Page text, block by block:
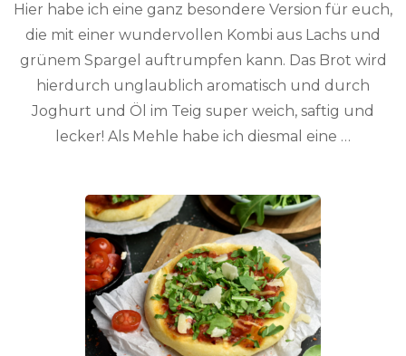
Hier habe ich eine ganz besondere Version für euch,
die mit einer wundervollen Kombi aus Lachs und
grünem Spargel auftrumpfen kann. Das Brot wird
hierdurch unglaublich aromatisch und durch
Joghurt und Öl im Teig super weich, saftig und
lecker! Als Mehle habe ich diesmal eine …